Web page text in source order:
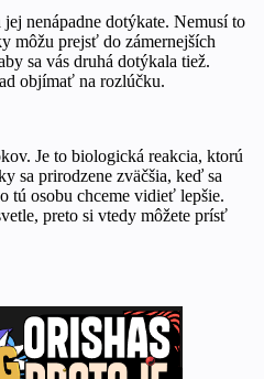
nenápadne dotýkate. Nemusí to
môžu prejsť do zámernejších
sa vás druhá dotýkala tiež.
objímať na rozlúčku.
Je to biologická reakcia, ktorú
sa prirodzene zväčšia, keď sa
tú osobu chceme vidieť lepšie.
preto si vtedy môžete prísť